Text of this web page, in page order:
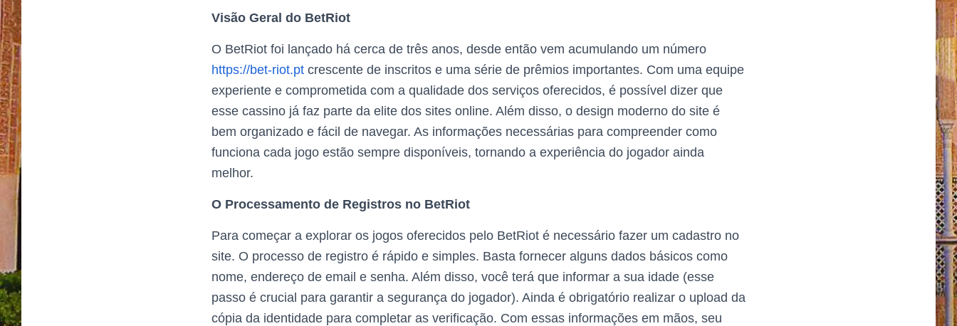
Visão Geral do BetRiot
O BetRiot foi lançado há cerca de três anos, desde então vem acumulando um número
https://bet-riot.pt crescente de inscritos e uma série de prêmios importantes. Com uma equipe
experiente e comprometida com a qualidade dos serviços oferecidos, é possível dizer que
esse cassino já faz parte da elite dos sites online. Além disso, o design moderno do site é
bem organizado e fácil de navegar. As informações necessárias para compreender como
funciona cada jogo estão sempre disponíveis, tornando a experiência do jogador ainda
melhor.
O Processamento de Registros no BetRiot
Para começar a explorar os jogos oferecidos pelo BetRiot é necessário fazer um cadastro no
site. O processo de registro é rápido e simples. Basta fornecer alguns dados básicos como
nome, endereço de email e senha. Além disso, você terá que informar a sua idade (esse
passo é crucial para garantir a segurança do jogador). Ainda é obrigatório realizar o upload da
cópia da identidade para completar as verificação. Com essas informações em mãos, seu